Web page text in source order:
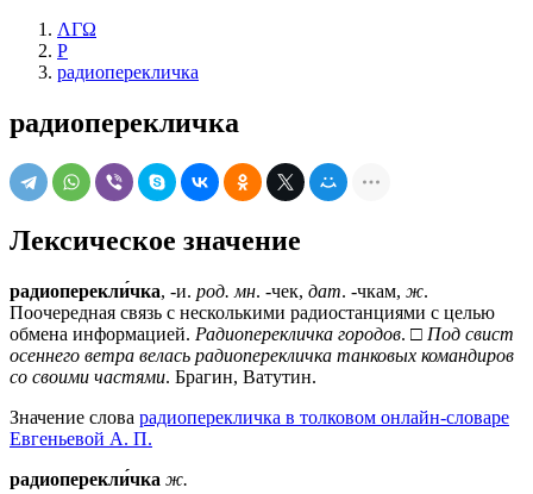
ΛΓΩ
Р
радиоперекличка
радиоперекличка
Лексическое значение
радиоперекли́чка, -и. род. мн. -чек, дат. -чкам, ж.
Поочередная связь с несколькими радиостанциями с целью
обмена информацией. Радиоперекличка городов. □ Под свист
осеннего ветра велась радиоперекличка танковых командиров
со своими частями. Брагин, Ватутин.
Значение слова радиоперекличка в толковом онлайн-словаре
Евгеньевой А. П.
радиоперекли́чка ж.